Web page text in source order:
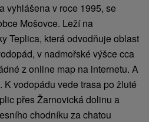
vyhlášena v roce 1995, se
Mošovce. Leží na
Teplica, která odvodňuje oblast
v nadmořské výšce cca
z online map na internetu. A
K vodopádu vede trasa po žluté
přes Žarnovická dolinu a
chodníku za chatou